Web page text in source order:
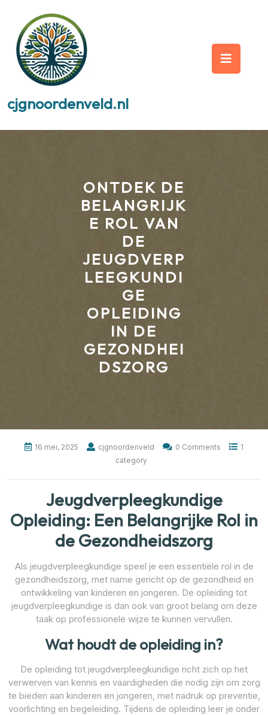
content
cjgnoordenveld.nl
ONTDEK DE
BELANGRIJK
E ROL VAN
DE
JEUGDVERP
LEEGKUNDI
GE
OPLEIDING
IN DE
GEZONDHEI
DSZORG
16 mei, 2025 cjgnoordenveld 0 Comments
1
category
Jeugdverpleegkundige
Opleiding: Een Belangrijke Rol in
de Gezondheidszorg
Als jeugdverpleegkundige speel je een essentiële rol in de
gezondheidszorg, met name gericht op de gezondheid en
ontwikkeling van kinderen en jongeren. De opleiding tot
jeugdverpleegkundige is dan ook van groot belang om deze
taak op professionele wijze te kunnen vervullen.
Wat houdt de opleiding in?
De opleiding tot jeugdverpleegkundige richt zich op het
verwerven van kennis en vaardigheden die nodig zijn om zorg
te bieden aan kinderen en jongeren, met nadruk op preventie,
voorlichting en begeleiding. Tijdens de opleiding leer je onder